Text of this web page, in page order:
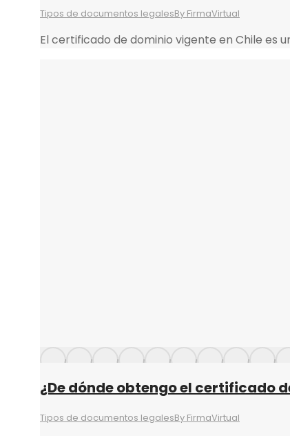
Tipos de documentos legalesBy FirmaVirtual
El certificado de dominio vigente en Chile es
¿De dónde obtengo el certificado
Tipos de documentos legalesBy FirmaVirtual